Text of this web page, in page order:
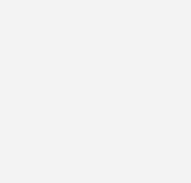
V R32 Monobloc
in einem Modul kombiniert sind.
Heizwasser­leitungen
für Kältemittel verlegt werden
und